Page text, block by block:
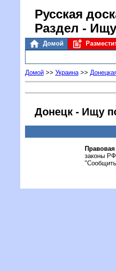
Русская
Раздел -
Домой
Домой>> Украина>>
Донецк - Ищу
законы